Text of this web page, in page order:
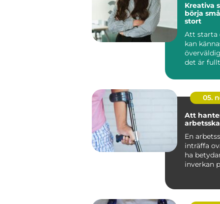
Kreativa
börja
stort
Att starta
kan
det är
05.
Att
En
inträffa
ha
inverkan